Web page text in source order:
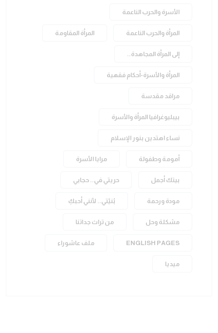
الأسرة والحرب الناعمة
المرأة والحرب الناعمة المرأة المقاومة
إلى المرأة المجاهدة..
المرأة والأسرة-أحكام فقهية
مراقد مقدسة
بيبليوغرافيا المرأة والأسرة
نساء اهتدين بنور الإسلام
أمومة وطفولة مرايا الأسرة
بيتك أجمل حريتي في.. حجابي
مودة ورحمة بُنيّتي.. لأنني أحبكِ
مشكلة وحل من تراث جداتنا
ENGLISH PAGES ملف عاشوراء
ميديا